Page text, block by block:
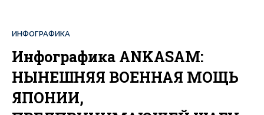
ИНФОГРАФИКА
Инфографика ANKASAM:
НЫНЕШНЯЯ ВОЕННАЯ МОЩЬ
ЯПОНИИ,